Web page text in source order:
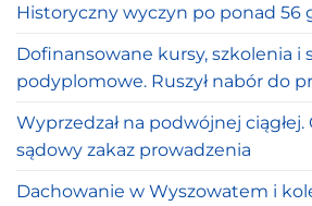
Historyczny wyczyn po ponad 56
Dofinansowane kursy, szkolenia i
podyplomowe. Ruszył nabór do
Wyprzedzał na podwójnej ciągłej.
sądowy zakaz prowadzenia
Dachowanie w Wyszowatem i